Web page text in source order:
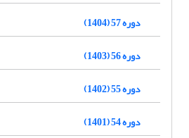
دوره 57 (1404)
دوره 56 (1403)
دوره 55 (1402)
دوره 54 (1401)